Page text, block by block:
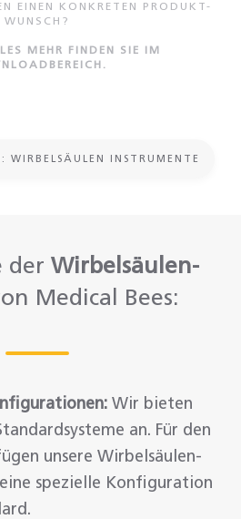
EINEN KONKRETEN PRODUKT-
WUNSCH?
MEHR FINDEN SIE IM
WIRBELSÄULEN INSTRUMENTE
der Wirbelsäulen-
Medical Bees:
Wir bieten
an. Für den
unsere Wirbelsäulen-
spezielle Konfiguration